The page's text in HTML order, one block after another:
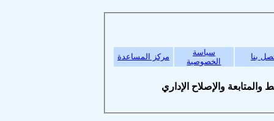
سياسة
الخصوصية
مركز المساعدة
والإصلاح الإداري